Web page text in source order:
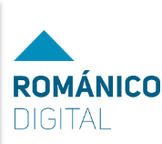
contenido
principal